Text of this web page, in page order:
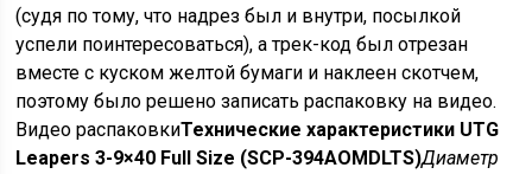
(судя по тому, что надрез был и внутри, посылкой
успели поинтересоваться), а трек-код был отрезан
вместе с куском желтой бумаги и наклеен скотчем,
поэтому было решено записать распаковку на видео.
Видео распаковкиТехнические характеристики UTG
Leapers 3-9×40 Full Size (SCP-394AOMDLTS)Диаметр